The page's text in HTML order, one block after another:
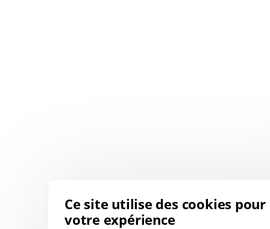
Ce site utilise des cookies
votre expérience